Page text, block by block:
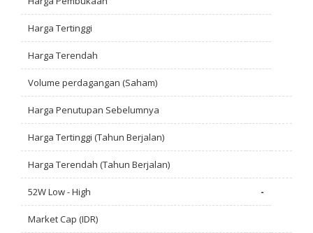
Harga Tertinggi
Harga Terendah
Volume perdagangan (Saham)
Harga Penutupan Sebelumnya
Harga Tertinggi (Tahun Berjalan)
Harga Terendah (Tahun Berjalan)
52W Low - High -
Market Cap (IDR)